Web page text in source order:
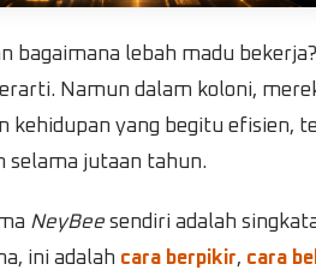
bagaimana lebah madu
Namun dalam koloni,
kehidupan yang begitu efisien,
selama jutaan tahun.
NeyBee sendiri adalah
ini adalah cara berpikir, cara